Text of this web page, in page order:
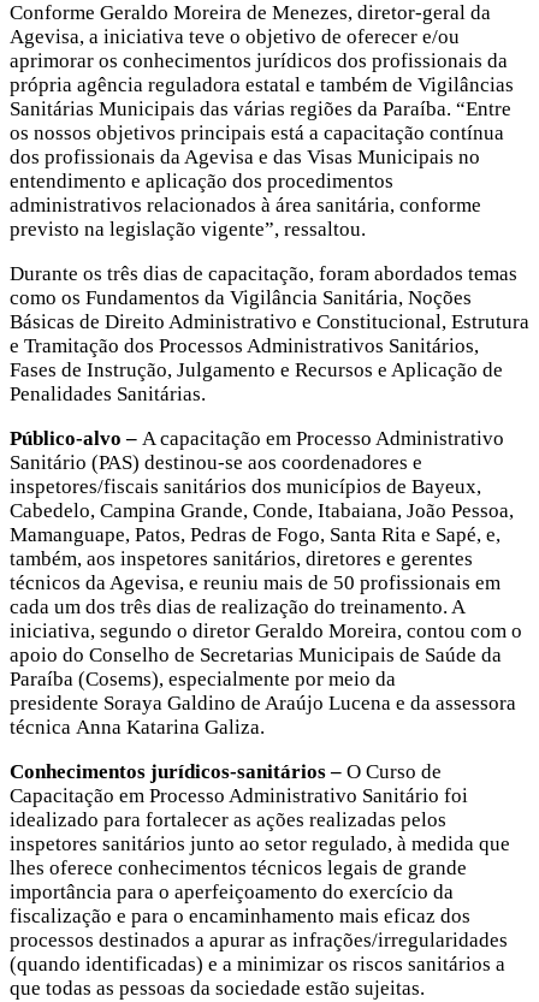
Conforme Geraldo Moreira de Menezes, diretor-geral da
Agevisa, a iniciativa teve o objetivo de oferecer e/ou
aprimorar os conhecimentos jurídicos dos profissionais da
própria agência reguladora estatal e também de Vigilâncias
Sanitárias Municipais das várias regiões da Paraíba. “Entre
os nossos objetivos principais está a capacitação contínua
dos profissionais da Agevisa e das Visas Municipais no
entendimento e aplicação dos procedimentos
administrativos relacionados à área sanitária, conforme
previsto na legislação vigente”, ressaltou.
Durante os três dias de capacitação, foram abordados temas
como os Fundamentos da Vigilância Sanitária, Noções
Básicas de Direito Administrativo e Constitucional, Estrutura
e Tramitação dos Processos Administrativos Sanitários,
Fases de Instrução, Julgamento e Recursos e Aplicação de
Penalidades Sanitárias.
Público-alvo – A capacitação em Processo Administrativo
Sanitário (PAS) destinou-se aos coordenadores e
inspetores/fiscais sanitários dos municípios de Bayeux,
Cabedelo, Campina Grande, Conde, Itabaiana, João Pessoa,
Mamanguape, Patos, Pedras de Fogo, Santa Rita e Sapé, e,
também, aos inspetores sanitários, diretores e gerentes
técnicos da Agevisa, e reuniu mais de 50 profissionais em
cada um dos três dias de realização do treinamento. A
iniciativa, segundo o diretor Geraldo Moreira, contou com o
apoio do Conselho de Secretarias Municipais de Saúde da
Paraíba (Cosems), especialmente por meio da
presidente Soraya Galdino de Araújo Lucena e da assessora
técnica Anna Katarina Galiza.
Conhecimentos jurídicos-sanitários – O Curso de
Capacitação em Processo Administrativo Sanitário foi
idealizado para fortalecer as ações realizadas pelos
inspetores sanitários junto ao setor regulado, à medida que
lhes oferece conhecimentos técnicos legais de grande
importância para o aperfeiçoamento do exercício da
fiscalização e para o encaminhamento mais eficaz dos
processos destinados a apurar as infrações/irregularidades
(quando identificadas) e a minimizar os riscos sanitários a
que todas as pessoas da sociedade estão sujeitas.